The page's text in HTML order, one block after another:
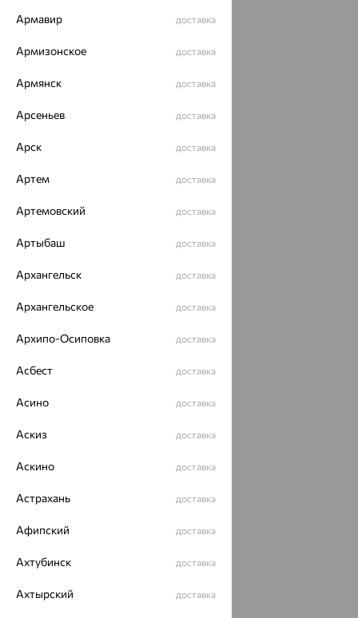
Армавир доставка
Армизонское доставка
Армянск доставка
Арсеньев доставка
Арск доставка
Артем доставка
Артемовский доставка
Артыбаш доставка
Архангельск доставка
Архангельское доставка
Архипо-Осиповка доставка
Асбест доставка
Асино доставка
Аскиз доставка
Аскино доставка
Астрахань доставка
Афипский доставка
Ахтубинск доставка
Ахтырский доставка